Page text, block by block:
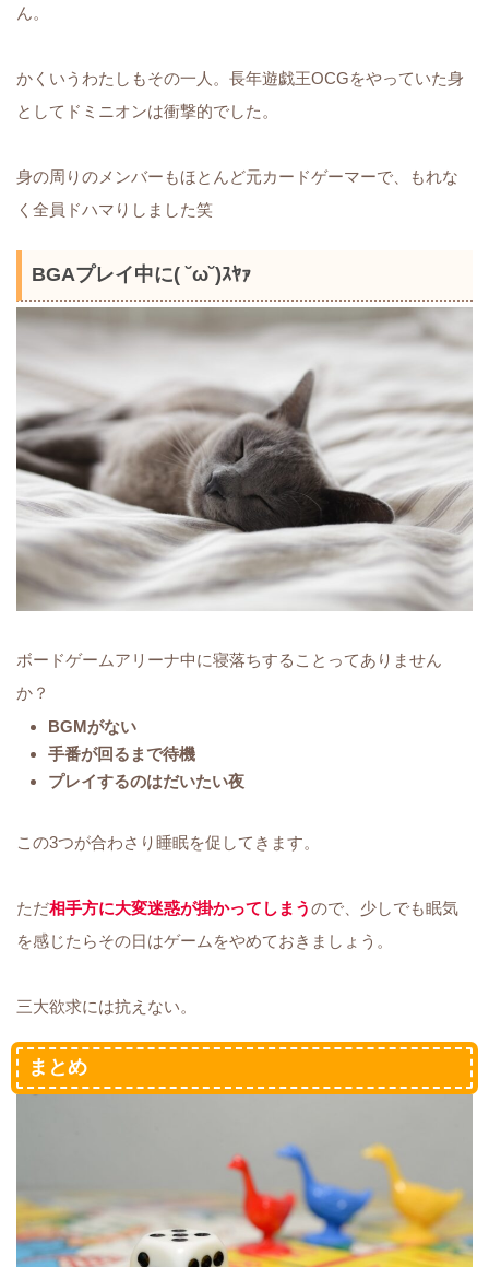
ん。
かくいうわたしもその一人。長年遊戯王OCGをやっていた身
としてドミニオンは衝撃的でした。
身の周りのメンバーもほとんど元カードゲーマーで、もれな
く全員ドハマりしました笑
BGAプレイ中に( ˘ω˘)ｽﾔｧ
ボードゲームアリーナ中に寝落ちすることってありません
か？
BGMがない
手番が回るまで待機
プレイするのはだいたい夜
この3つが合わさり睡眠を促してきます。
ただ相手方に大変迷惑が掛かってしまうので、少しでも眠気
を感じたらその日はゲームをやめておきましょう。
三大欲求には抗えない。
まとめ